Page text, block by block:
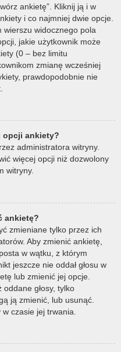
ankietę”. Kliknij ją i w
i co najmniej dwie opcje.
wierszu widocznego pola
jakie użytkownik może
(0 – bez limitu
zmianę wcześniej
prawdopodobnie nie
opcji ankiety?
administratora witryny.
więcej opcji niż dozwolony
witryny.
ankietę?
zmieniane tylko przez ich
Aby zmienić ankietę,
w wątku, z którym
jeszcze nie oddał głosu w
lub zmienić jej opcje.
oddane głosy, tylko
ją zmienić, lub usunąć.
czasie jej trwania.